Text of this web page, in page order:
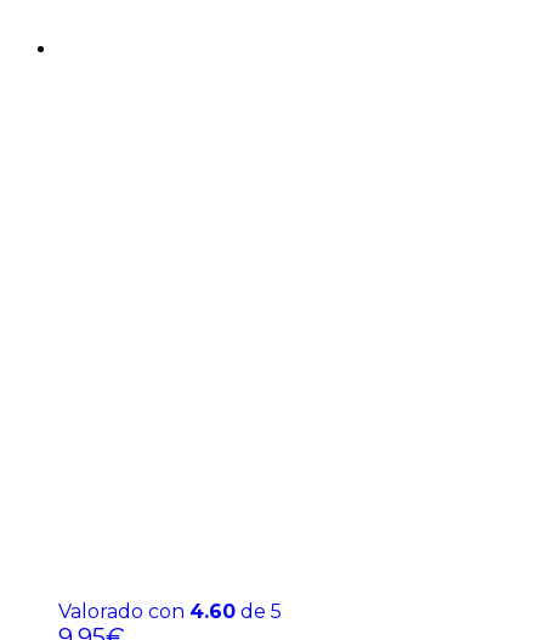
Valorado con 4.60 de 5